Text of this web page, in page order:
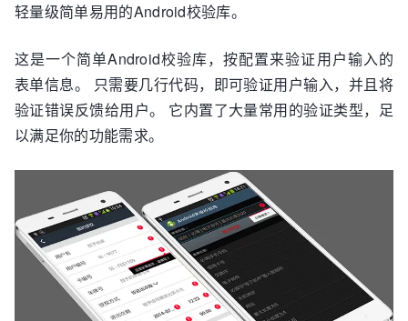
轻量级简单易用的Android校验库。
这是一个简单Android校验库，按配置来验证用户输入的
表单信息。 只需要几行代码，即可验证用户输入，并且将
验证错误反馈给用户。 它内置了大量常用的验证类型，足
以满足你的功能需求。